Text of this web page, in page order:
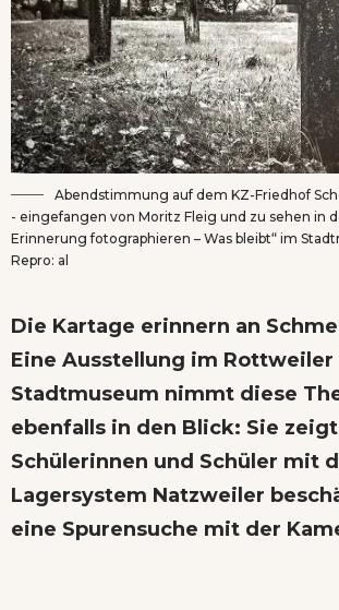
Abendstimmung auf dem KZ-Friedhof
- eingefangen von Moritz Fleig und zu sehen in
Erinnerung fotographieren – Was bleibt“ im
Repro: al
Die Kartage erinnern an
Eine Ausstellung im Rottweiler
Stadtmuseum nimmt diese
ebenfalls in den Blick: Sie
Schülerinnen und Schüler mit
Lagersystem Natzweiler
eine Spurensuche mit der